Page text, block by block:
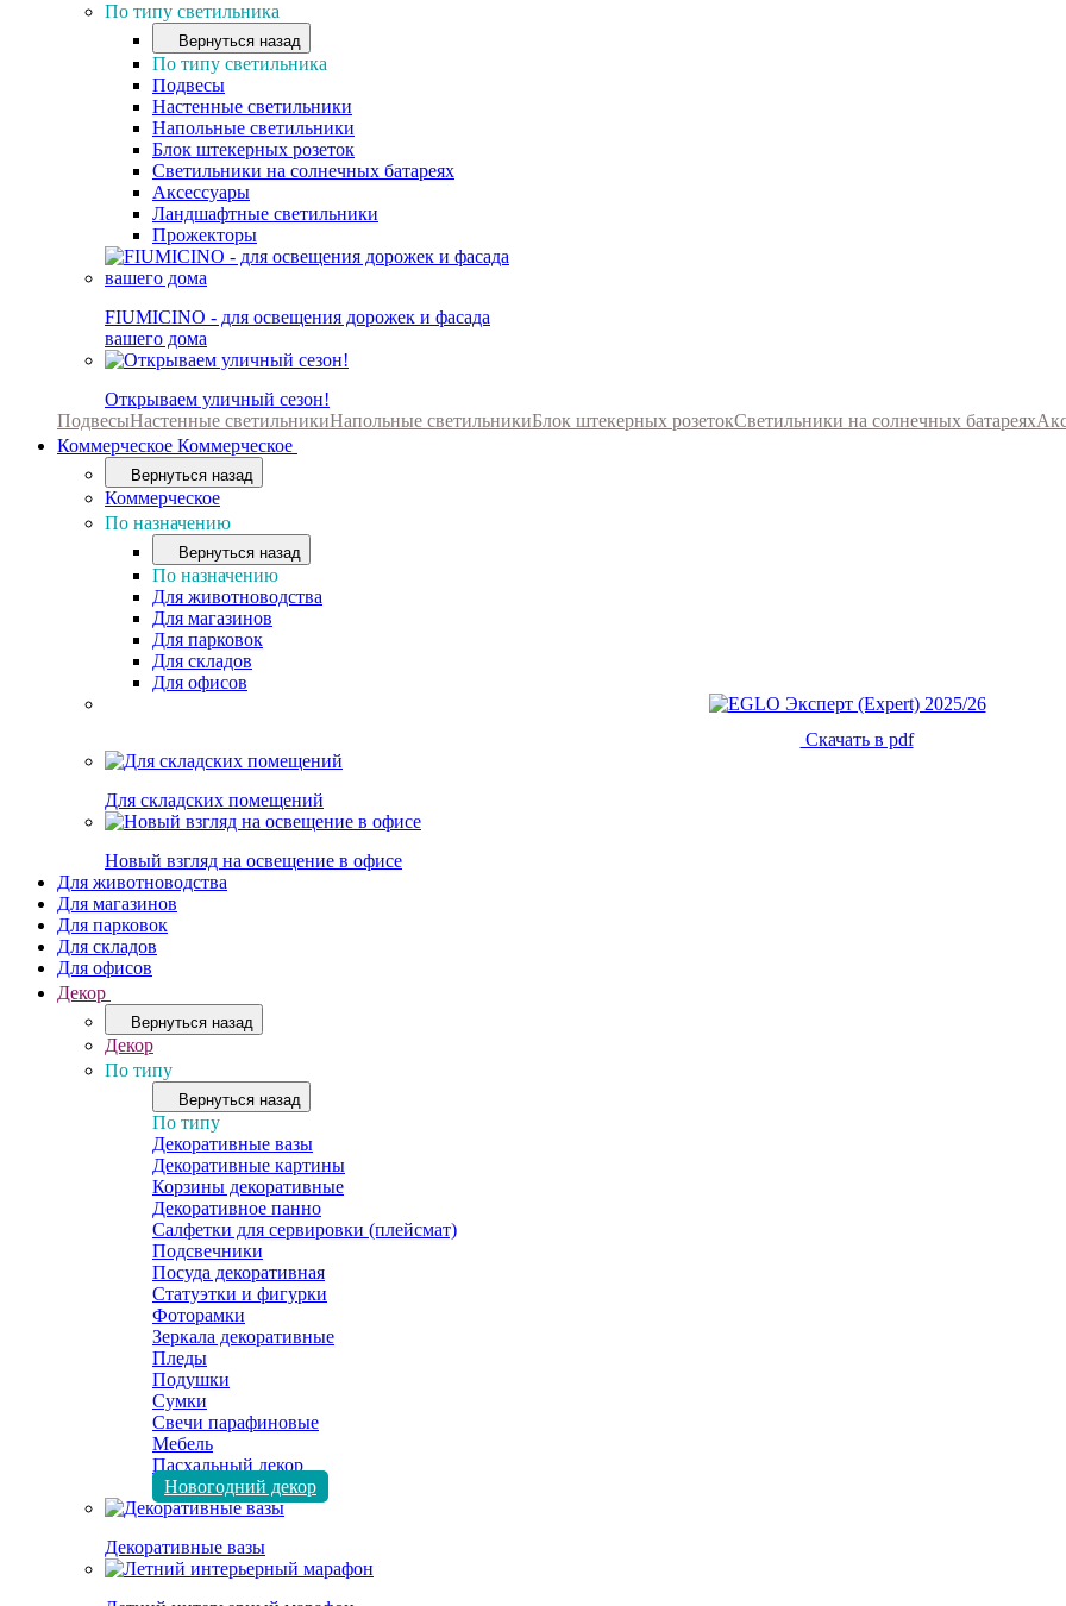
По типу светильника
Вернуться назад
По типу светильника
Подвесы
Настенные светильники
Напольные светильники
Блок штекерных розеток
Светильники на солнечных батареях
Аксессуары
Ландшафтные светильники
Прожекторы
FIUMICINO - для освещения дорожек и фасада
вашего дома
Открываем уличный сезон!
ПодвесыНастенные светильникиНапольные светильникиБлок штекерных розетокСветильники на солнечных батареях
Коммерческое Коммерческое
Вернуться назад
Коммерческое
По назначению
Вернуться назад
По назначению
Для животноводства
Для магазинов
Для парковок
Для складов
Для офисов
Скачать в pdf
Для складских помещений
Новый взгляд на освещение в офисе
Для животноводства
Для магазинов
Для парковок
Для складов
Для офисов
Декор
Вернуться назад
Декор
По типу
Вернуться назад
По типу
Декоративные вазы
Декоративные картины
Корзины декоративные
Декоративное панно
Салфетки для сервировки (плейсмат)
Подсвечники
Посуда декоративная
Статуэтки и фигурки
Фоторамки
Зеркала декоративные
Пледы
Подушки
Сумки
Свечи парафиновые
Мебель
Пасхальный декор
Новогодний декор
Декоративные вазы